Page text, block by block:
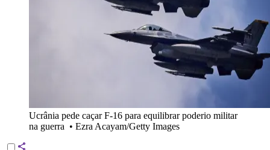
Ucrânia pede caçar F-16 para equilibrar poderio militar
na guerra • Ezra Acayam/Getty Images